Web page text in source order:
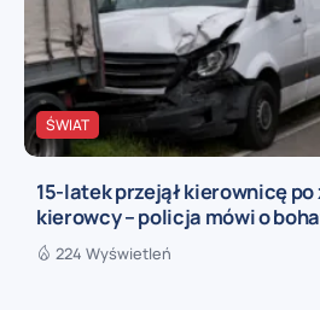
ŚWIAT
15-latek przejął kierownicę
kierowcy – policja mówi o
224 Wyświetleń